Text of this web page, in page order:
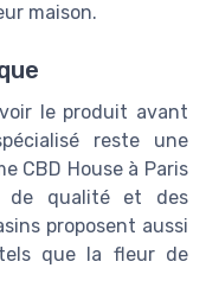
maison.
le produit avant
reste une
CBD House à Paris
de qualité et des
proposent aussi
que la fleur de